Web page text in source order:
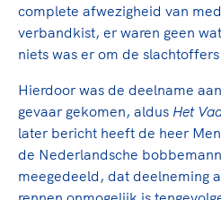
complete afwezigheid van
verbandkist, er waren geen
niets was er om de
Hierdoor was de deelname
gevaar gekomen, aldus Het
later bericht heeft de heer
de Nederlandsche
meegedeeld, dat deelneming